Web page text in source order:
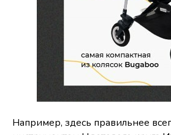
Например, здесь правильнее